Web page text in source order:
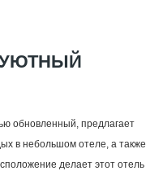
УЮТНЫЙ
обновленный, предлагает
в небольшом отеле, а также
делает этот отель